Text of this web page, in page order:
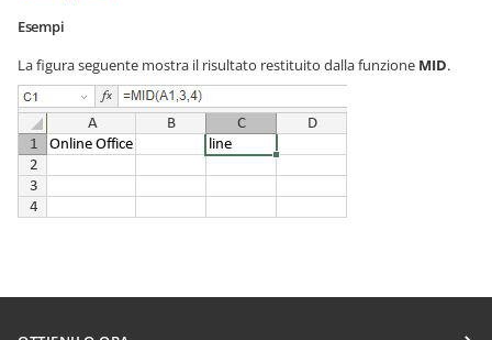
Esempi
La figura seguente mostra il risultato restituito dalla funzione MID.